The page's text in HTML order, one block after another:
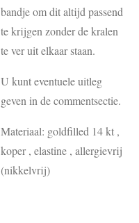
bandje om dit altijd passend
te krijgen zonder de kralen
te ver uit elkaar staan.
U kunt eventuele uitleg
geven in de commentsectie.
Materiaal: goldfilled 14 kt ,
koper , elastine , allergievrij
(nikkelvrij)